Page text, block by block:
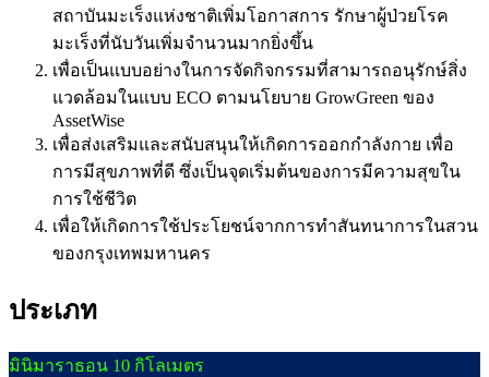
สถาบันมะเร็งแห่งชาติเพิ่มโอกาสการ รักษาผู้ป่วยโรค
มะเร็งที่นับวันเพิ่มจำนวนมากยิ่งขึ้น
เพื่อเป็นแบบอย่างในการจัดกิจกรรมที่สามารถอนุรักษ์สิ่ง
แวดล้อมในแบบ ECO ตามนโยบาย GrowGreen ของ
AssetWise
เพื่อส่งเสริมและสนับสนุนให้เกิดการออกกำลังกาย เพื่อ
การมีสุขภาพที่ดี ซึ่งเป็นจุดเริ่มต้นของการมีความสุขใน
การใช้ชีวิต
เพื่อให้เกิดการใช้ประโยชน์จากการทำสันทนาการในสวน
ของกรุงเทพมหานคร
ประเภท
มินิมาราธอน 10 กิโลเมตร